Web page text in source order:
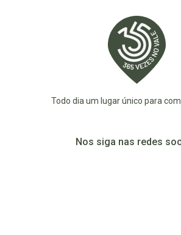
Todo dia um lugar único para
Nos siga nas redes